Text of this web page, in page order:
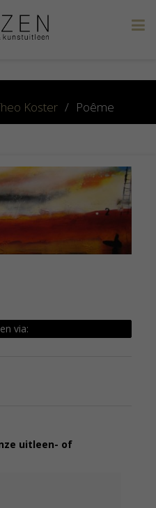
Koster / Poême
via:
uitleen- of